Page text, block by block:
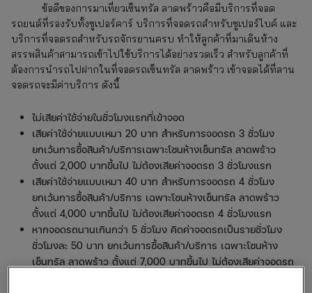
ข้อดีของการมาเที่ยวเซ็นทรัล ลาดพร้าวคือมีบริการที่จอด
รถยนต์ที่รองรับทั้งซูเปอร์คาร์ บริการที่จอดรถสำหรับซูเปอร์ไบค์ และ
บริการที่จอดรถสำหรับรถจักรยานครบ ทำให้ลูกค้าที่มาเดินห้าง
สรรพสินค้าสามารถเข้าไปใช้บริการได้อย่างรวดเร็ว สำหรับลูกค้าที่
ต้องการนำรถไปฝากในที่จอดรถเซ็นทรัล ลาดพร้าว เข้าจอดได้ที่ลาน
จอดรถจะมีค่าบริการ ดังนี้
ไม่เสียค่าใช้จ่ายในชั่วโมงแรกที่เข้าจอด
เสียค่าใช้จ่ายแบบเหมา 20 บาท สำหรับการจอดรถ 3 ชั่วโมง
ยกเว้นการซื้อสินค้า/บริการเฉพาะโซนห้างเซ็นทรัล ลาดพร้าว
ตั้งแต่ 2,000 บาทขึ้นไป ไม่ต้องเสียค่าจอดรถ 3 ชั่วโมงแรก
เสียค่าใช้จ่ายแบบเหมา 40 บาท สำหรับการจอดรถ 4 ชั่วโมง
ยกเว้นการซื้อสินค้า/บริการ เฉพาะโซนห้างเซ็นทรัล ลาดพร้าว
ตั้งแต่ 4,000 บาทขึ้นไป ไม่ต้องเสียค่าจอดรถ 4 ชั่วโมงแรก
หากจอดรถนานเกินกว่า 5 ชั่วโมง คิดค่าจอดรถเป็นรายชั่วโมง
ชั่วโมงละ 50 บาท ยกเว้นการซื้อสินค้า/บริการ เฉพาะโซนห้าง
เซ็นทรัล ลาดพร้าว ตั้งแต่ 7,000 บาทขึ้นไป ไม่ต้องเสียค่าจอดรถ